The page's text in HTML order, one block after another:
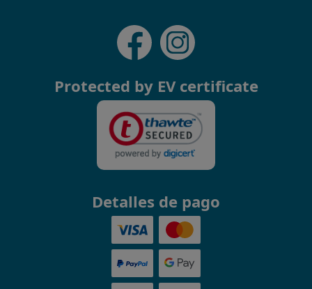
Protected by EV certificate
Detalles de pago